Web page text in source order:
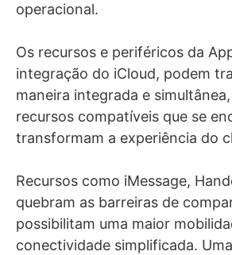
operacional.
Os recursos e periféricos da
integração do iCloud, podem
maneira integrada e
recursos compatíveis que se
transformam a experiência do
Recursos como iMessage,
quebram as barreiras de
possibilitam uma maior
conectividade simplificada.